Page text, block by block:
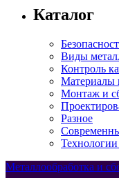
Каталог
Виды
Контроль
Материалы
Монтаж и
Разное
Металлообработка и